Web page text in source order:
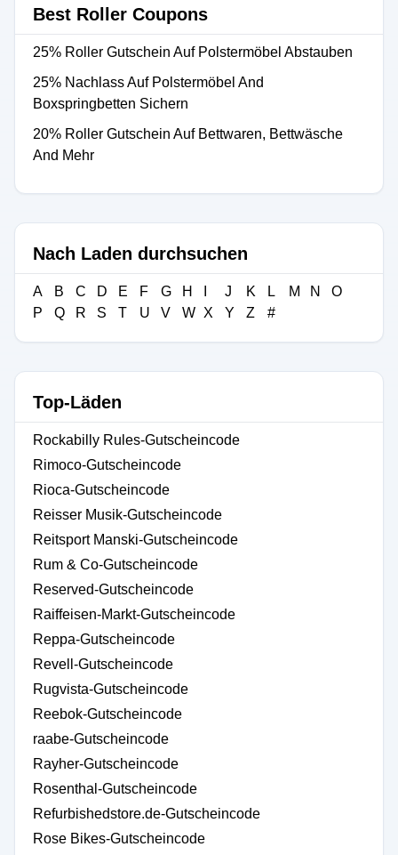
Best Roller Coupons
25% Roller Gutschein Auf Polstermöbel Abstauben
25% Nachlass Auf Polstermöbel And
Boxspringbetten Sichern
20% Roller Gutschein Auf Bettwaren, Bettwäsche
And Mehr
Nach Laden durchsuchen
A B C D E F G H J K L M N
O
P
Q R S T U V W X Y Z #
Top-Läden
Rockabilly Rules-Gutscheincode
Rimoco-Gutscheincode
Rioca-Gutscheincode
Reisser Musik-Gutscheincode
Reitsport Manski-Gutscheincode
Rum & Co-Gutscheincode
Reserved-Gutscheincode
Raiffeisen-Markt-Gutscheincode
Reppa-Gutscheincode
Revell-Gutscheincode
Rugvista-Gutscheincode
Reebok-Gutscheincode
raabe-Gutscheincode
Rayher-Gutscheincode
Rosenthal-Gutscheincode
Refurbishedstore.de-Gutscheincode
Rose Bikes-Gutscheincode